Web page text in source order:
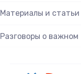
Материалы и статьи
Разговоры о важном